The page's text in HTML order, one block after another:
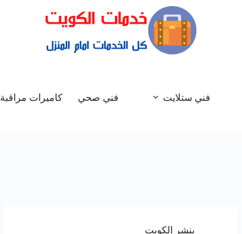
فني ستلايت فني صحي كاميرات مراقبة
بنشر الكويت